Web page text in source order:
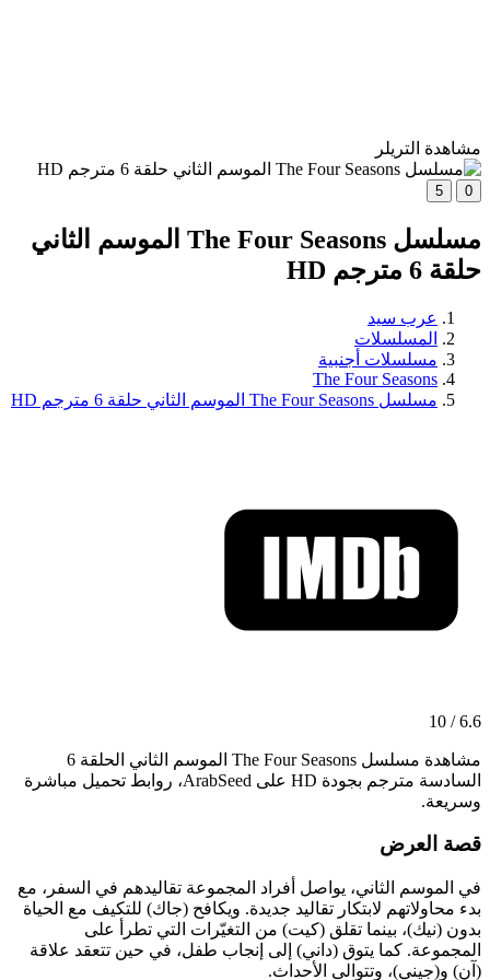
مشاهدة التريلر
0
5
مسلسل The Four Seasons الموسم الثاني
حلقة 6 مترجم HD
عرب سيد
المسلسلات
مسلسلات أجنبية
The Four Seasons
مسلسل The Four Seasons الموسم الثاني حلقة 6 مترجم HD
6.6 / 10
مشاهدة مسلسل The Four Seasons الموسم الثاني الحلقة 6
السادسة مترجم بجودة HD على ArabSeed، روابط تحميل مباشرة
وسريعة.
قصة العرض
في الموسم الثاني، يواصل أفراد المجموعة تقاليدهم في السفر، مع
بدء محاولاتهم لابتكار تقاليد جديدة. ويكافح (جاك) للتكيف مع الحياة
بدون (نيك)، بينما تقلق (كيت) من التغيّرات التي تطرأ على
المجموعة. كما يتوق (داني) إلى إنجاب طفل، في حين تتعقد علاقة
(آن) و(جيني)، وتتوالى الأحداث.